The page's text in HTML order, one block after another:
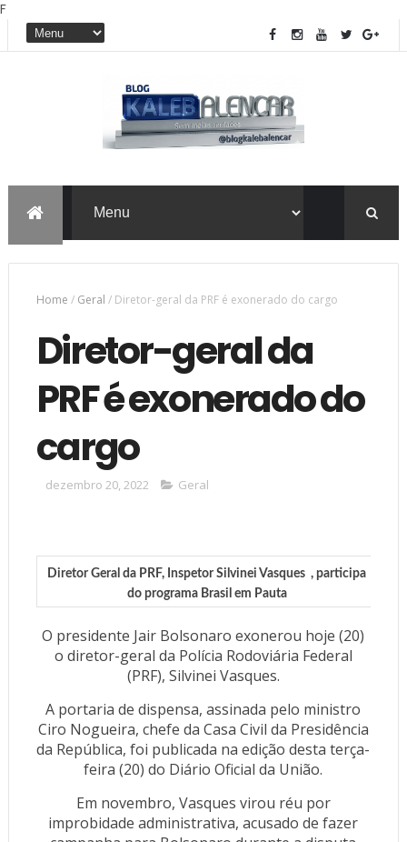
F
Home / Geral / Diretor-geral da PRF é exonerado do cargo
Diretor-geral da
PRF é exonerado do
cargo
dezembro 20, 2022 Geral
Diretor Geral da PRF, Inspetor Silvinei Vasques , participa
do programa Brasil em Pauta
O presidente Jair Bolsonaro exonerou hoje (20)
o diretor-geral da Polícia Rodoviária Federal
(PRF), Silvinei Vasques.
A portaria de dispensa, assinada pelo ministro
Ciro Nogueira, chefe da Casa Civil da Presidência
da República, foi publicada na edição desta terça-
feira (20) do Diário Oficial da União.
Em novembro, Vasques virou réu por
improbidade administrativa, acusado de fazer